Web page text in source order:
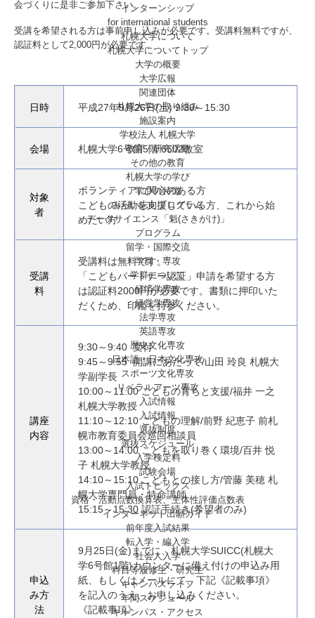
インターンシップ
for international students
札幌大学について
札幌大学についてトップ
大学の概要
大学広報
関連団体
札幌大学の取り組み
施設案内
学校法人 札幌大学
教育・研究活動
その他の教育
札幌大学の学び
学びの特徴
みらい志向プログラム
データサイエンス「魁(さきがけ)」
プログラム
留学・国際交流
学群・専攻
学群について
経済学専攻
経営学専攻
法学専攻
英語専攻
歴史文化専攻
日本語・日本文化専攻
スポーツ文化専攻
リベラルアーツ専攻
入試情報
入試情報
選抜制度
選抜スケジュール
入学検定料
試験会場
入試トピックス
資格・活動点数換算表、主体性評価点数表
インターネット出願ガイド
前年度入試結果
転入学・編入学
社会人入学
科目等履修生・研究生
キャンパスライフ
年間スケジュール
キャンパス・アクセス
会づくりに是非ご参加下さい。
受講を希望される方は事前申し込みが必要です。受講料無料ですが、
認証料として2,000円が必要です。
日時 平成27年9月26日(土) 9:30～15:30
会場 札幌大学6号館5階 6502教室
対象
者
ボランティアに関心のある方
こどもの活動を支援している方、これから始
めたい方
受講
料
受講料は無料です。
「こどもパートナー認証」申請を希望する方
は認証料2000円が必要です。書類に押印いた
だくため、印鑑を持参ください。
講座
内容
9:30～9:40 受付
9:45～9:55 開講にあたって/山田 玲良 札幌大
学副学長
10:00～11:00 こどもの育ちと支援/福井 一之
札幌大学教授
11:10～12:10 こどもの理解/前野 紀恵子 前札
幌市教育委員会巡回相談員
13:00～14:00 こどもを取り巻く環境/百井 悦
子 札幌大学教授
14:10～15:10 こどもとの接し方/管藤 美穂 札
幌大学専門員・特命講師
15:15～15:30 認証手続き(希望者のみ)
申込
み方
法
9月25日(金)までに、札幌大学SUICC(札幌大
学6号館1階)カウンターに備え付けの申込み用
紙、もしくはメールにて、下記《記載事項》
を記入のうえ、お申し込みください。
《記載事項》